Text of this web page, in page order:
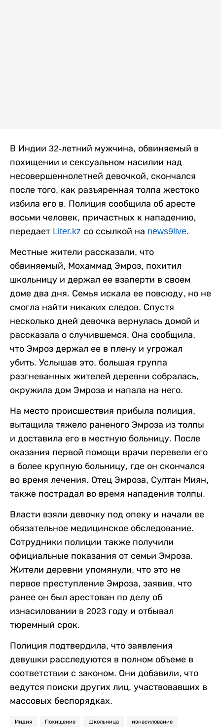
В Индии 32-летний мужчина, обвиняемый в
похищении и сексуальном насилии над
несовершеннолетней девочкой, скончался
после того, как разъяренная толпа жестоко
избила его в. Полиция сообщила об аресте
восьми человек, причастных к нападению,
передает Liter.kz со ссылкой на news9live.
Местные жители рассказали, что
обвиняемый, Мохаммад Эмроз, похитил
школьницу и держал ее взаперти в своем
доме два дня. Семья искала ее повсюду, но не
смогла найти никаких следов. Спустя
несколько дней девочка вернулась домой и
рассказала о случившемся. Она сообщила,
что Эмроз держал ее в плену и угрожал
убить. Услышав это, большая группа
разгневанных жителей деревни собралась,
окружила дом Эмроза и напала на него.
На место происшествия прибыла полиция,
вытащила тяжело раненого Эмроза из толпы
и доставила его в местную больницу. После
оказания первой помощи врачи перевели его
в более крупную больницу, где он скончался
во время лечения. Отец Эмроза, Султан Миян,
также пострадал во время нападения толпы.
Власти взяли девочку под опеку и начали ее
обязательное медицинское обследование.
Сотрудники полиции также получили
официальные показания от семьи Эмроза.
Жители деревни упомянули, что это не
первое преступление Эмроза, заявив, что
ранее он был арестован по делу об
изнасиловании в 2023 году и отбывал
тюремный срок.
Полиция подтвердила, что заявления
девушки расследуются в полном объеме в
соответствии с законом. Они добавили, что
ведутся поиски других лиц, участвовавших в
массовых беспорядках.
Индия Похищение Школьница изнасилование